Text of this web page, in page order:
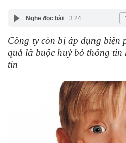
Nghe đọc bài 3:24
Công ty còn bị áp dụng biện
quả là buộc huỷ bỏ thông tin
tin